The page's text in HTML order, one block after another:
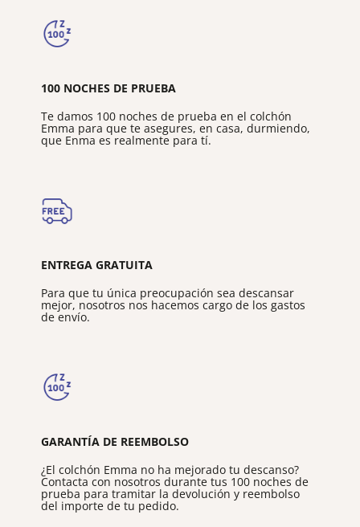
100 NOCHES DE PRUEBA
Te damos 100 noches de prueba en el colchón
Emma para que te asegures, en casa, durmiendo,
que Enma es realmente para tí.
ENTREGA GRATUITA
Para que tu única preocupación sea descansar
mejor, nosotros nos hacemos cargo de los gastos
de envío.
GARANTÍA DE REEMBOLSO
¿El colchón Emma no ha mejorado tu descanso?
Contacta con nosotros durante tus 100 noches de
prueba para tramitar la devolución y reembolso
del importe de tu pedido.